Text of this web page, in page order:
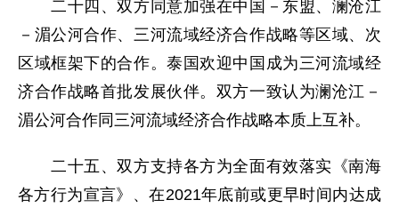
二十四、双方同意加强在中国－东盟、澜沧江
－湄公河合作、三河流域经济合作战略等区域、次
区域框架下的合作。泰国欢迎中国成为三河流域经
济合作战略首批发展伙伴。双方一致认为澜沧江－
湄公河合作同三河流域经济合作战略本质上互补。
二十五、双方支持各方为全面有效落实《南海
各方行为宣言》、在2021年底前或更早时间内达成